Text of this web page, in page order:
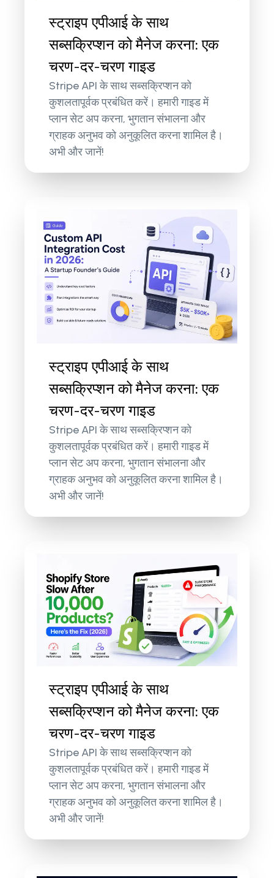
स्ट्राइप एपीआई के साथ
सब्सक्रिप्शन को मैनेज करना: एक
चरण-दर-चरण गाइड
Stripe API के साथ सब्सक्रिप्शन को
कुशलतापूर्वक प्रबंधित करें। हमारी गाइड में
प्लान सेट अप करना, भुगतान संभालना और
ग्राहक अनुभव को अनुकूलित करना शामिल है।
अभी और जानें!
स्ट्राइप एपीआई के साथ
सब्सक्रिप्शन को मैनेज करना: एक
चरण-दर-चरण गाइड
Stripe API के साथ सब्सक्रिप्शन को
कुशलतापूर्वक प्रबंधित करें। हमारी गाइड में
प्लान सेट अप करना, भुगतान संभालना और
ग्राहक अनुभव को अनुकूलित करना शामिल है।
अभी और जानें!
स्ट्राइप एपीआई के साथ
सब्सक्रिप्शन को मैनेज करना: एक
चरण-दर-चरण गाइड
Stripe API के साथ सब्सक्रिप्शन को
कुशलतापूर्वक प्रबंधित करें। हमारी गाइड में
प्लान सेट अप करना, भुगतान संभालना और
ग्राहक अनुभव को अनुकूलित करना शामिल है।
अभी और जानें!